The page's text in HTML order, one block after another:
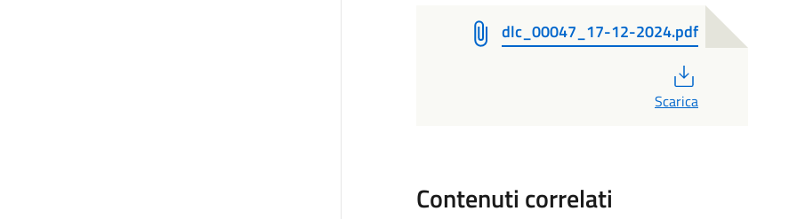
dlc_00047_17-12-2024.pdf
Scarica
Contenuti correlati